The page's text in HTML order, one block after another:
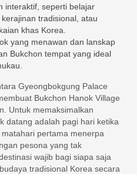
interaktif, seperti belajar
tradisional, atau
khas Korea.
yang menawan dan lanskap
Bukchon tempat yang ideal
Gyeongbokgung Palace
Bukchon Hanok Village
Untuk memaksimalkan
datang adalah pagi hari ketika
pertama menerpa
pesona yang tak
wajib bagi siapa saja
tradisional Korea secara